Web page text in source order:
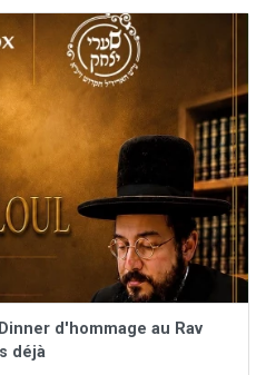
Dinner d'hommage au Rav
déjà